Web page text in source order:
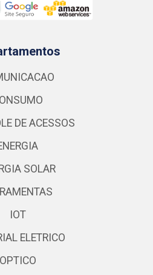
DE ACESSOS
SOLAR
IOT
ELETRICO
OPTICO